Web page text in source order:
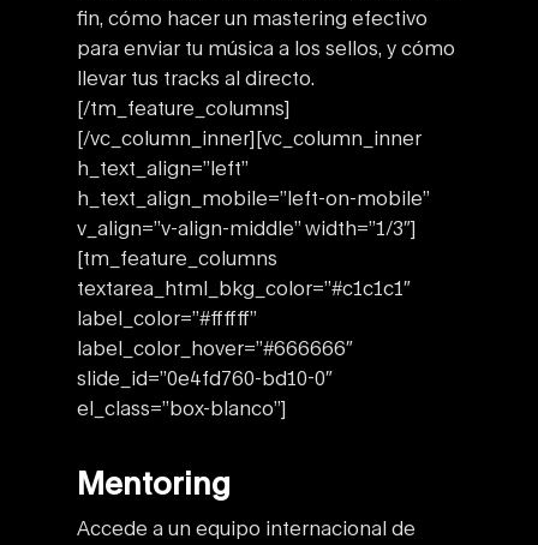
fin, cómo hacer un mastering efectivo
para enviar tu música a los sellos, y cómo
llevar tus tracks al directo.
[/tm_feature_columns]
[/vc_column_inner][vc_column_inner
h_text_align=”left”
h_text_align_mobile=”left-on-mobile”
v_align=”v-align-middle” width=”1/3″]
[tm_feature_columns
textarea_html_bkg_color=”#c1c1c1″
label_color=”#ffffff”
label_color_hover=”#666666″
slide_id=”0e4fd760-bd10-0″
el_class=”box-blanco”]
Mentoring
Accede a un equipo internacional de